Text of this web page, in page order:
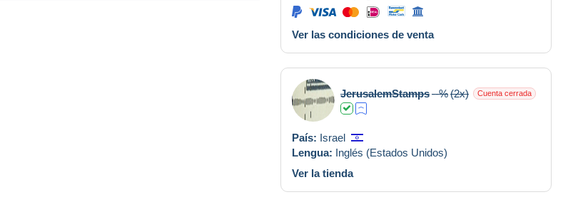
Ver las condiciones de venta
JerusalemStamps--%(2x) Cuenta cerrada
País: Israel
Lengua: Inglés (Estados Unidos)
Ver la tienda